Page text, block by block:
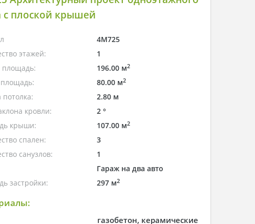
с плоской крышей
4M725
этажей:
1
196.00 м2
80.00 м2
потолка:
2.80 м
кровли:
2 °
крыши:
107.00 м2
спален:
3
санузлов:
1
Гараж на два авто
застройки:
297 м2
газобетон, керамические